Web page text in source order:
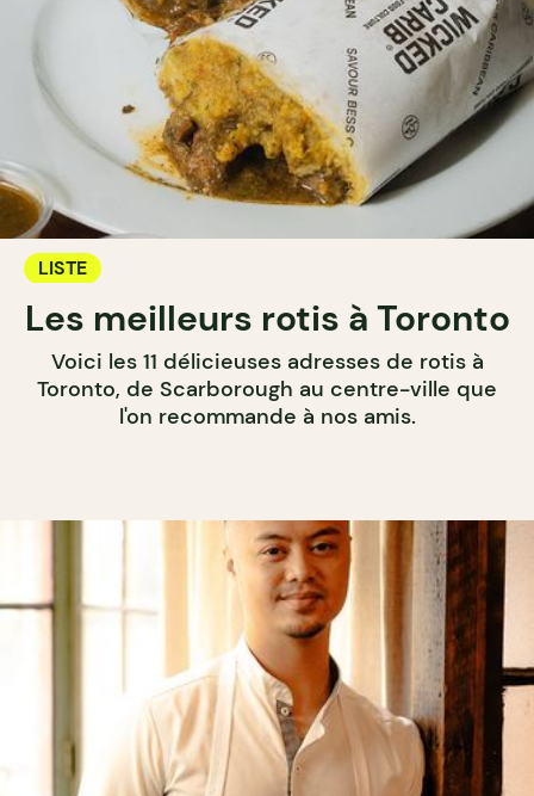
LISTE
Les meilleurs rotis à Toronto
Voici les 11 délicieuses adresses de rotis à
Toronto, de Scarborough au centre-ville que
l'on recommande à nos amis.